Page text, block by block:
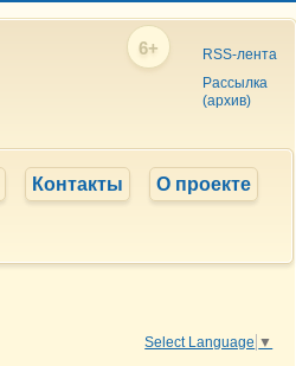
6+
RSS-лента
Рассылка
(архив)
Контакты О проекте
Select Language ▼